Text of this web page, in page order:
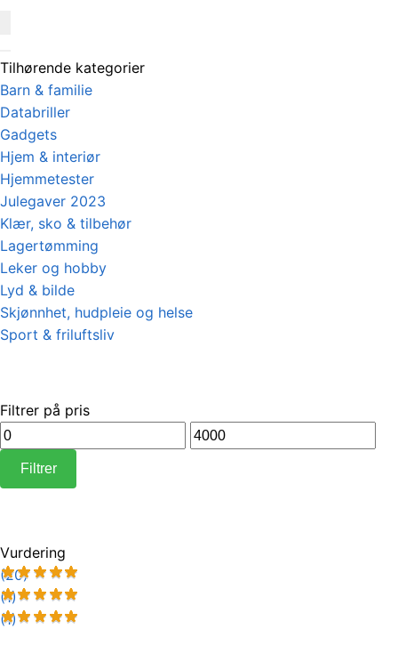
Tilhørende kategorier
Barn & familie
Databriller
Gadgets
Hjem & interiør
Hjemmetester
Julegaver 2023
Klær, sko & tilbehør
Lagertømming
Leker og hobby
Lyd & bilde
Skjønnhet, hudpleie og helse
Sport & friluftsliv
Filtrer på pris
Min.
pris
Makspris
Filtrer
Vurdering
(20)
(1)
(1)